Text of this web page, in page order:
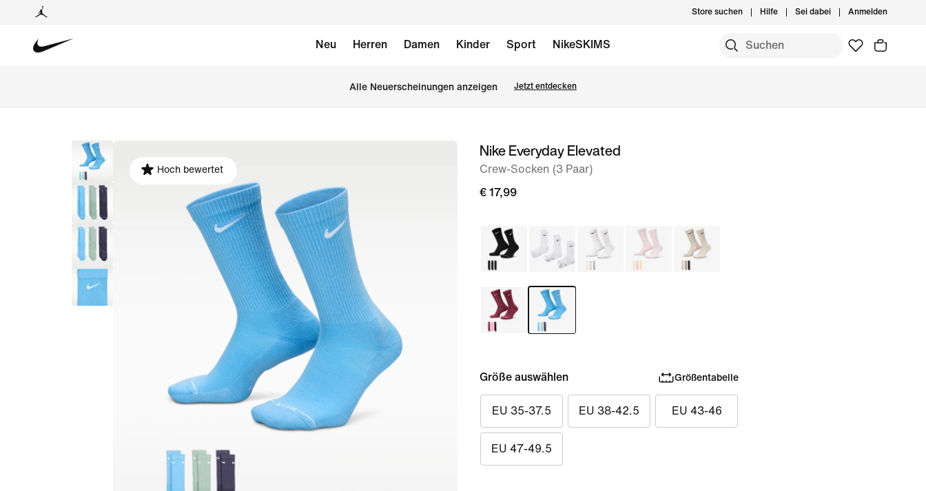
Store suchen Hilfe Sei dabei Anmelden
Neu Herren Damen Kinder Sport NikeSKIMS
Alle Neuerscheinungen anzeigen Jetzt entdecken
Bild 1
Hoch bewertet
Nike Everyday Elevated
Crew-Socken (3 Paar)
€ 17,99
Größe auswählen Größentabelle
EU 35-37.5 EU 38-42.5 EU 43-46
EU 47-49.5